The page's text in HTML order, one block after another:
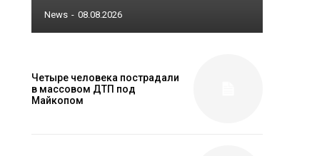
News - 08.08.2026
Четыре человека пострадали
в массовом ДТП под
Майкопом